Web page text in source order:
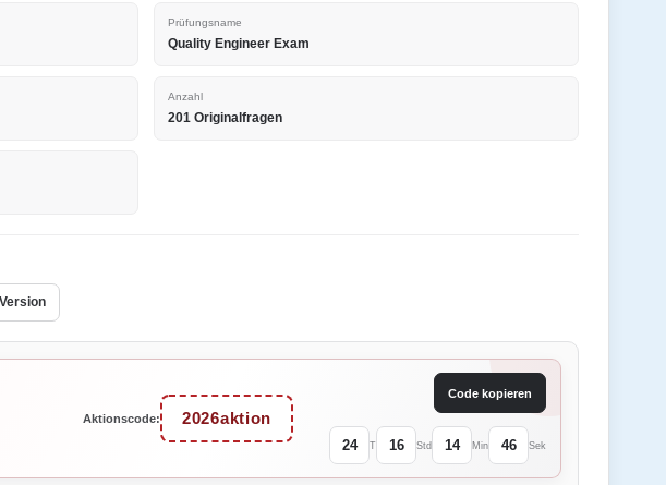
Prüfungsname
Quality Engineer Exam
Anzahl
201 Originalfragen
Aktionscode: 2026aktion
Code kopieren
24 T 16 Std 14 Min 46 Sek